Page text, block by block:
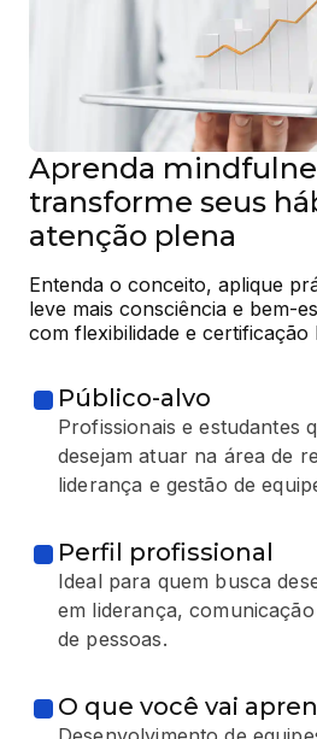
Aprenda
transforme seus
atenção plena
Entenda o conceito, aplique
leve mais consciência e bem-
com flexibilidade e certificação
Público-alvo
Profissionais e estudantes
desejam atuar na área de
liderança e gestão de
Perfil profissional
Ideal para quem busca
em liderança,
de pessoas.
O que você vai